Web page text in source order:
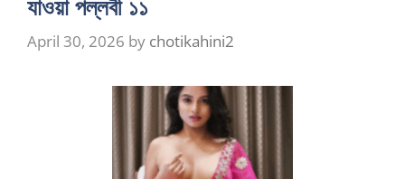
যাওয়া পল্লবী ১১
April 30, 2026 by chotikahini2